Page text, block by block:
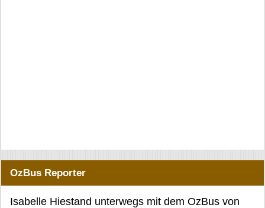
OzBus Reporter
Isabelle Hiestand unterwegs mit dem OzBus von